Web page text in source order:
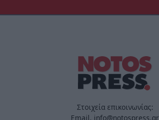
Στοιχεία επικοινωνίας:
Email. info@notospress.gr